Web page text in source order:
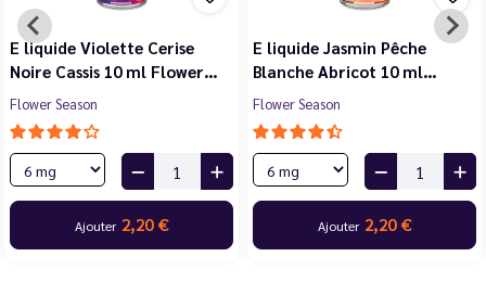
E liquide Violette Cerise
Noire Cassis 10 ml Flower…
Flower Season
Ajouter 2,20 €
E liquide Jasmin Pêche
Blanche Abricot 10 ml…
Flower Season
Ajouter 2,20 €